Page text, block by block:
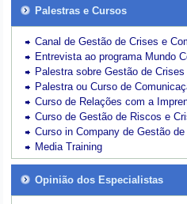
Palestras e Cursos
Canal de Gestão de Crises e
Entrevista ao programa Mundo
Palestra sobre Gestão de Crises
Palestra ou Curso de
Curso de Relações com a
Curso de Gestão de Riscos e
Curso in Company de Gestão
Media Training
Opinião dos Especialistas